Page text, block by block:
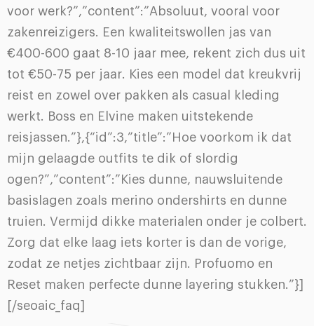
voor werk?”,”content”:”Absoluut, vooral voor
zakenreizigers. Een kwaliteitswollen jas van
€400-600 gaat 8-10 jaar mee, rekent zich dus uit
tot €50-75 per jaar. Kies een model dat kreukvrij
reist en zowel over pakken als casual kleding
werkt. Boss en Elvine maken uitstekende
reisjassen.”},{“id”:3,”title”:”Hoe voorkom ik dat
mijn gelaagde outfits te dik of slordig
ogen?”,”content”:”Kies dunne, nauwsluitende
basislagen zoals merino ondershirts en dunne
truien. Vermijd dikke materialen onder je colbert.
Zorg dat elke laag iets korter is dan de vorige,
zodat ze netjes zichtbaar zijn. Profuomo en
Reset maken perfecte dunne layering stukken.”}]
[/seoaic_faq]